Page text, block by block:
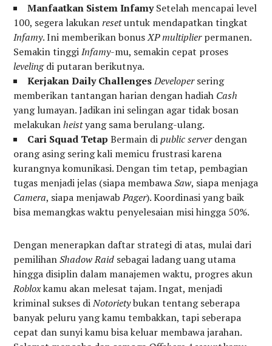
Manfaatkan Sistem InfamySetelah mencapai level
100, segera lakukanresetuntuk mendapatkan tingkat
Infamy. Ini memberikan bonusXP multiplierpermanen.
Semakin tinggiInfamy-mu, semakin cepat proses
levelingdi putaran berikutnya.
Kerjakan Daily Challenges Developersering
memberikan tantangan harian dengan hadiah Cash
yang lumayan. Jadikan ini selingan agar tidak bosan
melakukanheistyang sama berulang-ulang.
Cari Squad Tetap Bermain dipublic serverdengan
orang asing sering kali memicu frustrasi karena
kurangnya komunikasi. Dengan tim tetap, pembagian
tugas menjadi jelas (siapa membawaSaw, siapa menjaga
Camera, siapa menjawabPager). Koordinasi yang baik
bisa memangkas waktu penyelesaian misi hingga 50%.
Dengan menerapkan daftar strategi di atas, mulai dari
pemilihanShadow Raid sebagai ladang uang utama
hingga disiplin dalam manajemen waktu, progres akun
Robloxkamu akan melesat tajam. Ingat, menjadi
kriminal sukses diNotorietybukan tentang seberapa
banyak peluru yang kamu tembakkan, tapi seberapa
cepat dan sunyi kamu bisa keluar membawa jarahan.